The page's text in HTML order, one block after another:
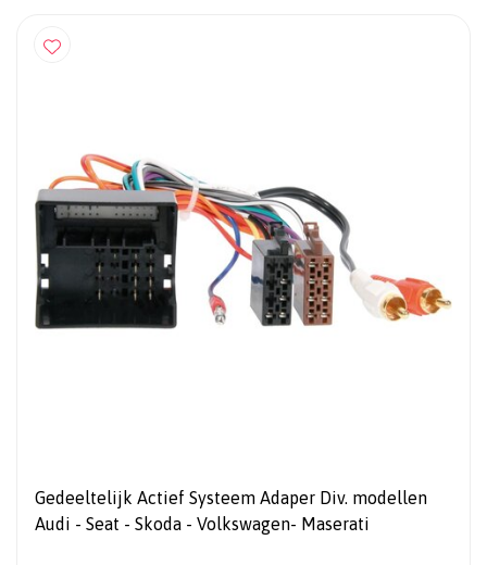
Gedeeltelijk Actief Systeem Adaper Div. modellen
Audi - Seat - Skoda - Volkswagen- Maserati